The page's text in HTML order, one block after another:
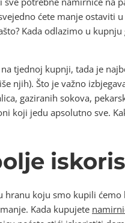
ćete manje ostaviti
Kada odlazimo u
tjednoj kupnji, tada je
njih). Što je važno
gaziranih sokova,
koji jedu apsolutno sve.
hranu koju smo kupili
Kada kupujete